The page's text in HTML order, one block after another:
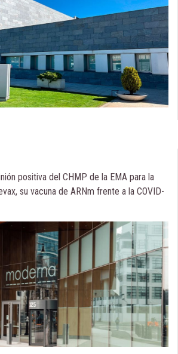
positiva del CHMP de la EMA para la
su vacuna de ARNm frente a la COVID-